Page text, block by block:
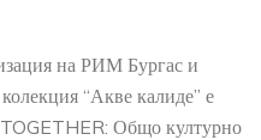
на РИМ Бургас и
“Акве калиде” е
Общо културно